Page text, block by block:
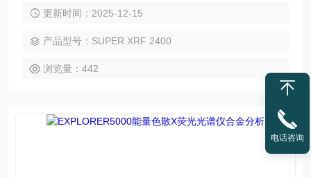
常规测试，超锐模式能对客户比较关心的低含量元素进行更精
提高仪器的检出能力，从而提高仪器的整体检测性能。
更新时间：2025-12-15
产品型号：SUPER XRF 2400
浏览量：442
电话咨询